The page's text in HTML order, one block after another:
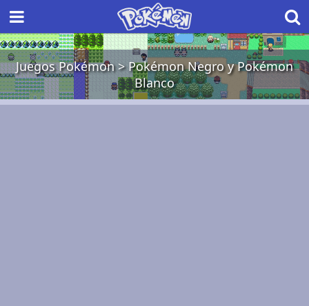
Juegos Pokémon>Pokémon Negro y Pokémon
Blanco